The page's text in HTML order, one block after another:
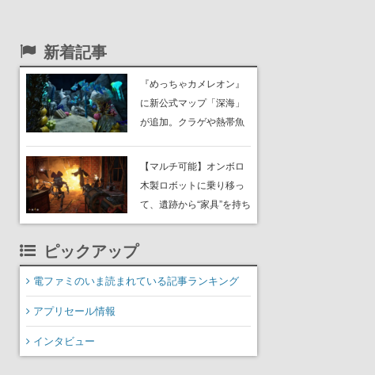
新着記事
『めっちゃカメレオン』
に新公式マップ「深海」
が追加。クラゲや熱帯魚
や大きな貝も
【マルチ可能】オンボロ
木製ロボットに乗り移っ
て、遺跡から“家具”を持ち
帰るホラーアクションゲ
売。迫る“腐敗”から逃げ延
び、持ち帰った家具で基
ピックアップ
電ファミのいま読まれている記事ランキング
アプリセール情報
インタビュー